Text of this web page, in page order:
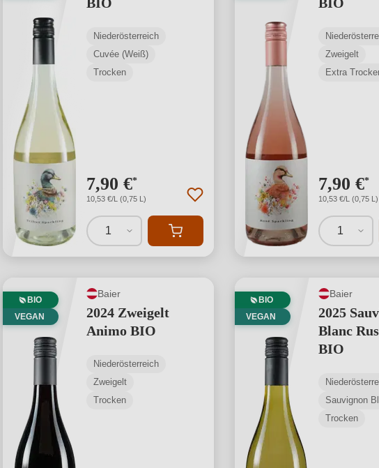
Niederösterreich
Cuvée (Weiß)
Trocken
7,90 €*
10,53 €/L (0,75 L)
1
Zweigelt
Extra
7,90 €*
10,53 €/L (0,75 L)
1
BIO
VEGAN
Baier
2024 Zweigelt
Animo BIO
Niederösterreich
Zweigelt
Trocken
BIO
VEGAN
Baier
2025
Blanc
BIO
Sauvignon
Trocken